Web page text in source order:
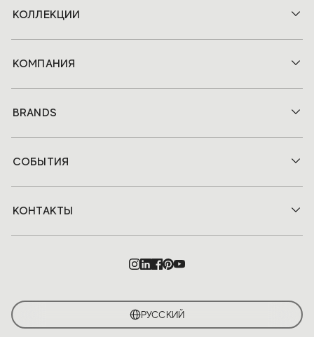
КОЛЛЕКЦИИ
КОМПАНИЯ
BRANDS
СОБЫТИЯ
КОНТАКТЫ
РУССКИЙ